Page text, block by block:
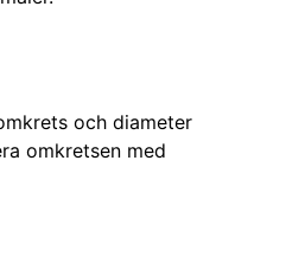
och diameter
omkretsen med